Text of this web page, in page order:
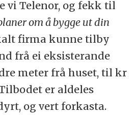
vi Telenor, og fekk til
om å bygge ut din
firma kunne tilby
frå ei eksisterande
meter frå huset, til kr
er aldeles
og vert forkasta.